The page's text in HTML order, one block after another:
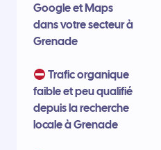
Google et Maps
dans votre secteur à
Grenade
Trafic organique
faible et peu qualifié
depuis la recherche
locale à Grenade